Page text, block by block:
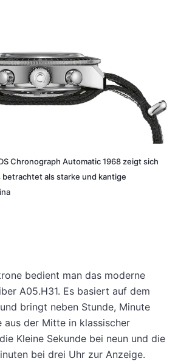
Chronograph Automatic 1968 zeigt sich
betrachtet als starke und kantige
bedient man das moderne
A05.H31. Es basiert auf dem
bringt neben Stunde, Minute
aus der Mitte in klassischer
Kleine Sekunde bei neun und die
bei drei Uhr zur Anzeige.